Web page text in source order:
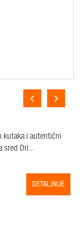
kutaka i autentični
sred Dri...
DETALJNIJE
‹ ›